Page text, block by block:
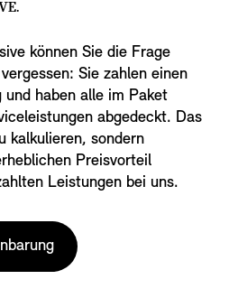
können Sie die Frage
Sie zahlen einen
haben alle im Paket
abgedeckt. Das
kalkulieren, sondern
Preisvorteil
Leistungen bei uns.